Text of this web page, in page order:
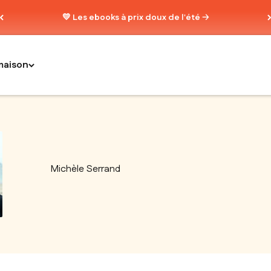
💛 Les ebooks à prix doux de l'été 🡢
Michèle Serrand